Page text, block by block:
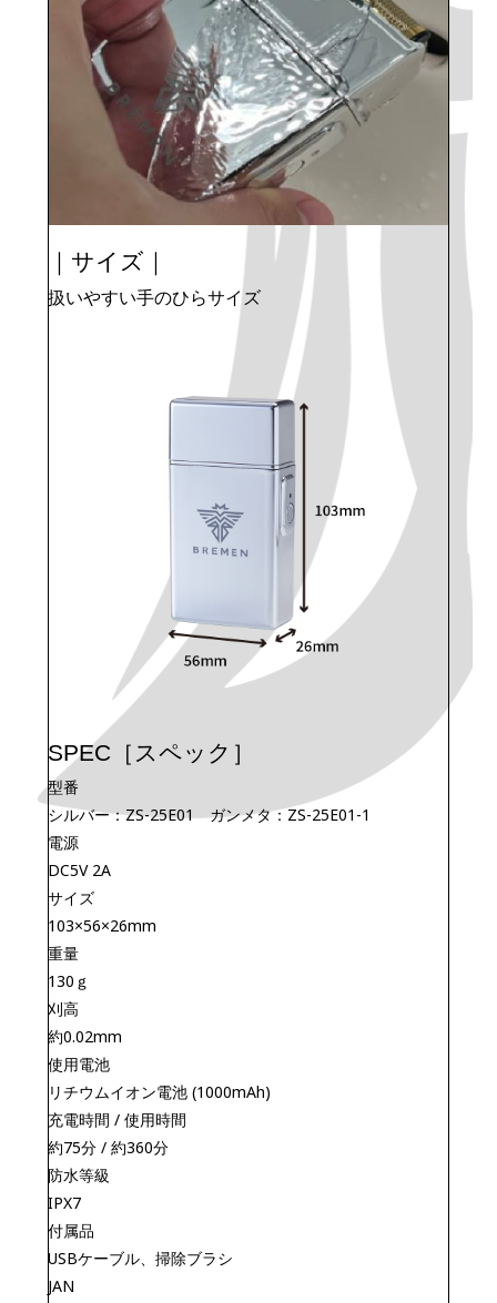
｜サイズ｜
扱いやすい手のひらサイズ
SPEC ［スペック］
型番
シルバー：ZS-25E01 ガンメタ：ZS-25E01-1
電源
DC5V 2A
サイズ
103×56×26mm
重量
130ｇ
刈高
約0.02mm
使用電池
リチウムイオン電池 (1000mAh)
充電時間 / 使用時間
約75分 / 約360分
防水等級
IPX7
付属品
USBケーブル、掃除ブラシ
JAN